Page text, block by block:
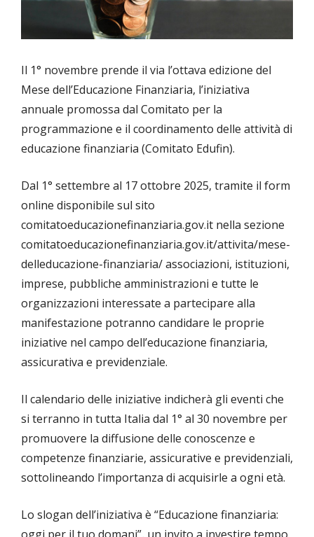
Il 1° novembre prende il via l’ottava edizione del
Mese dell’Educazione Finanziaria, l’iniziativa
annuale promossa dal Comitato per la
programmazione e il coordinamento delle attività di
educazione finanziaria (Comitato Edufin).
Dal 1° settembre al 17 ottobre 2025, tramite il form
online disponibile sul sito
comitatoeducazionefinanziaria.gov.it nella sezione
comitatoeducazionefinanziaria.gov.it/attivita/mese-
delleducazione-finanziaria/ associazioni, istituzioni,
imprese, pubbliche amministrazioni e tutte le
organizzazioni interessate a partecipare alla
manifestazione potranno candidare le proprie
iniziative nel campo dell’educazione finanziaria,
assicurativa e previdenziale.
Il calendario delle iniziative indicherà gli eventi che
si terranno in tutta Italia dal 1° al 30 novembre per
promuovere la diffusione delle conoscenze e
competenze finanziarie, assicurative e previdenziali,
sottolineando l’importanza di acquisirle a ogni età.
Lo slogan dell’iniziativa è “Educazione finanziaria: